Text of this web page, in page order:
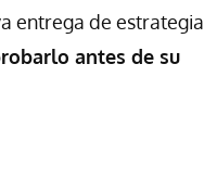
entrega de estrategia.
antes de su